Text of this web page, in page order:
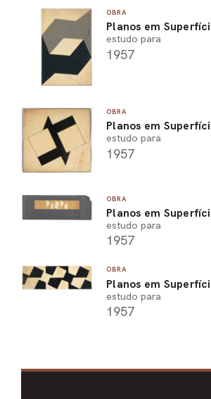
OBRA
Planos em
estudo para
1957
OBRA
Planos em
estudo para
1957
OBRA
Planos em
estudo para
1957
OBRA
Planos em
estudo para
1957